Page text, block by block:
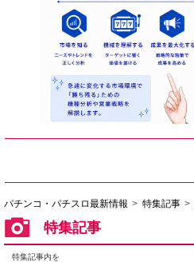
パチンコ・パチスロ最新情報 特集記事
特集記事
特集記事内を